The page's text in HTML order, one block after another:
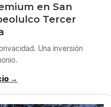
en San
Tercer
Una inversión
→